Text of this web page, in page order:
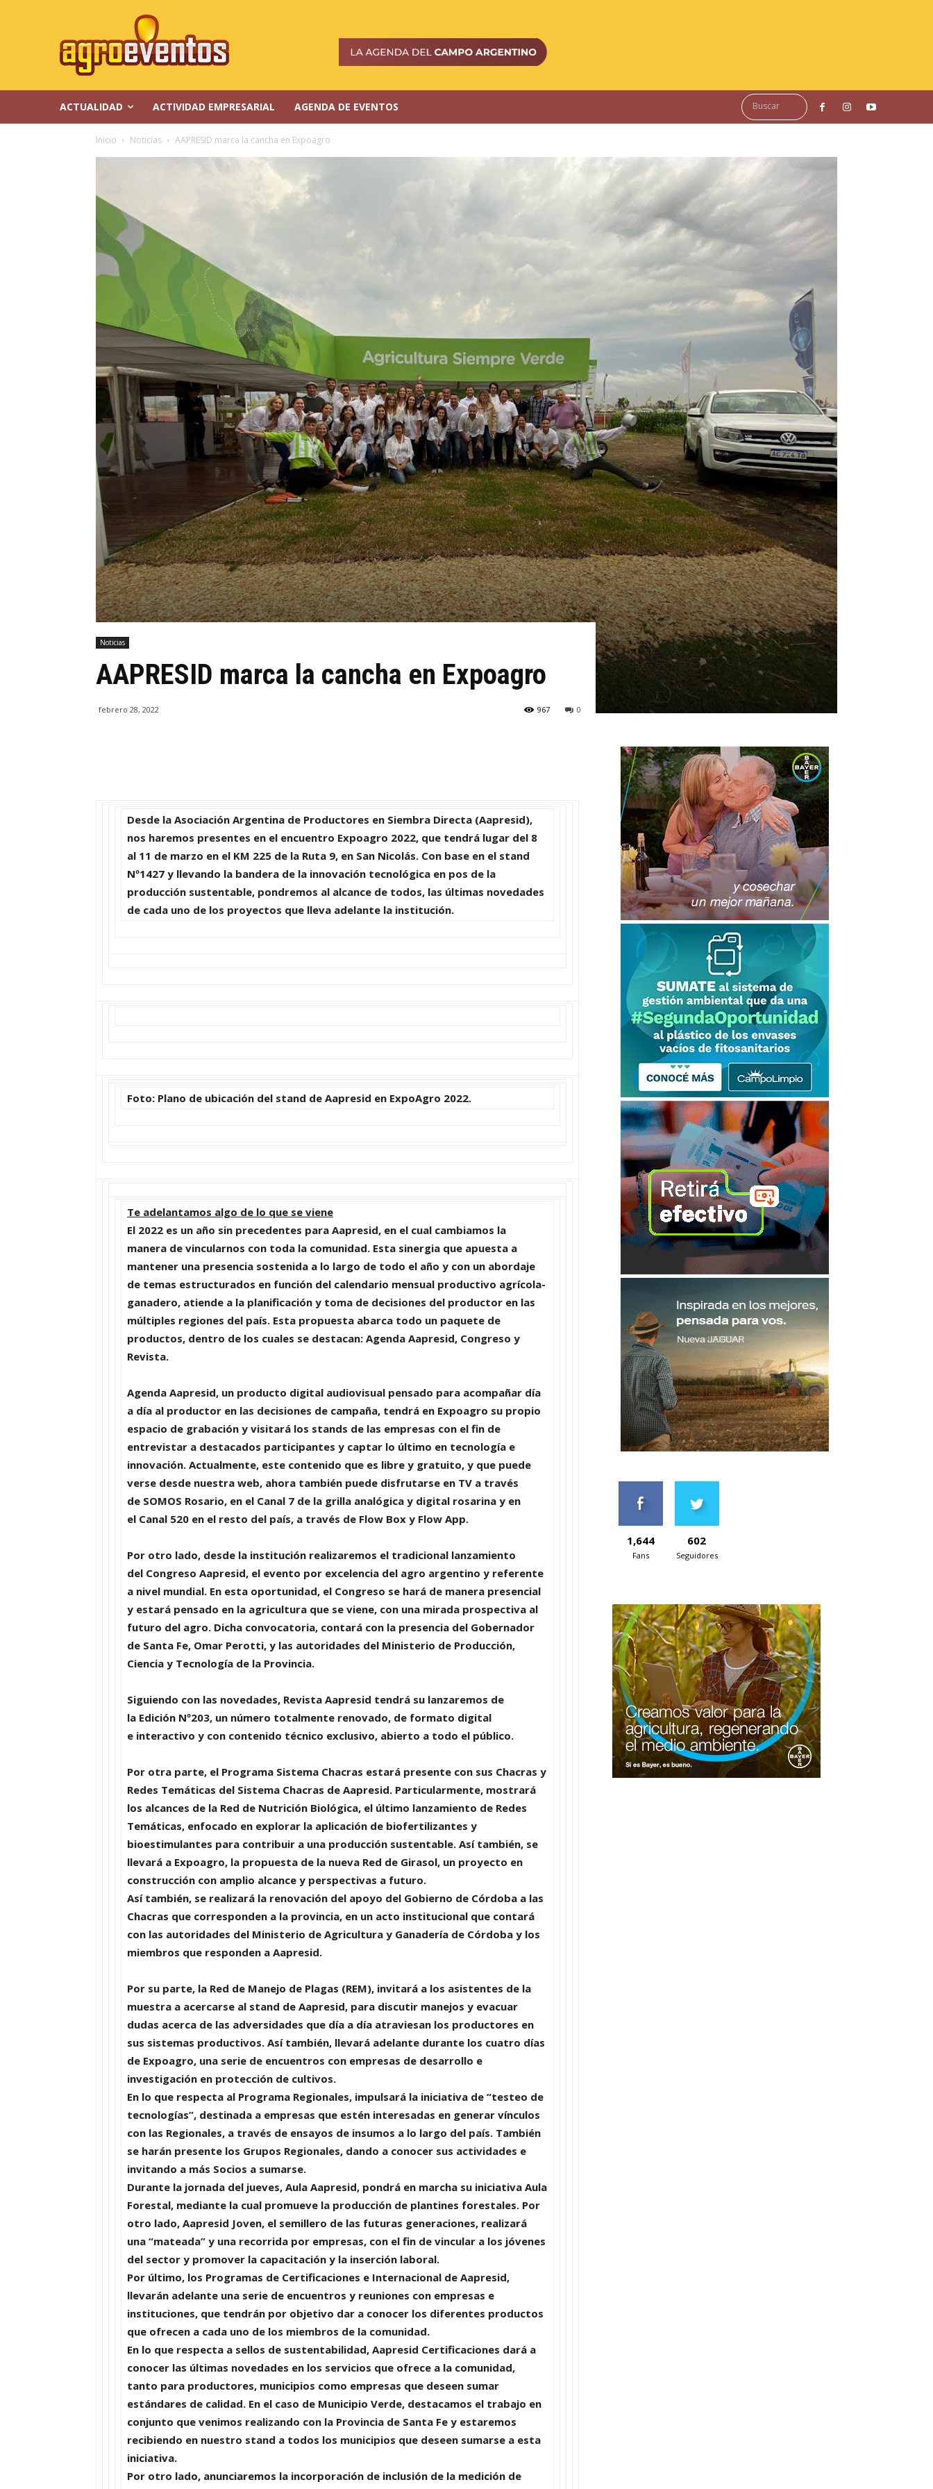
ACTUALIDAD ACTIVIDAD EMPRESARIAL AGENDA DE EVENTOS Buscar
Inicio Noticias AAPRESID marca la cancha en Expoagro
Noticias
AAPRESID marca la cancha en Expoagro
febrero 28, 2022 0
967
Desde la Asociación Argentina de Productores en Siembra Directa (Aapresid),
nos haremos presentes en el encuentro Expoagro 2022, que tendrá lugar del 8
al 11 de marzo en el KM 225 de la Ruta 9, en San Nicolás. Con base en el stand
Nº1427 y llevando la bandera de la innovación tecnológica en pos de la
producción sustentable, pondremos al alcance de todos, las últimas novedades
de cada uno de los proyectos que lleva adelante la institución.
Foto: Plano de ubicación del stand de Aapresid en ExpoAgro 2022.
Te adelantamos algo de lo que se viene
El 2022 es un año sin precedentes para Aapresid, en el cual cambiamos la
manera de vincularnos con toda la comunidad. Esta sinergia que apuesta a
mantener una presencia sostenida a lo largo de todo el año y con un abordaje
de temas estructurados en función del calendario mensual productivo agrícola-
ganadero, atiende a la planificación y toma de decisiones del productor en las
múltiples regiones del país. Esta propuesta abarca todo un paquete de
productos, dentro de los cuales se destacan: Agenda Aapresid, Congreso y
Revista.
Agenda Aapresid, un producto digital audiovisual pensado para acompañar día
a día al productor en las decisiones de campaña, tendrá en Expoagro su propio
espacio de grabación y visitará los stands de las empresas con el fin de
entrevistar a destacados participantes y captar lo último en tecnología e
innovación. Actualmente, este contenido que es libre y gratuito, y que puede
verse desde nuestra web, ahora también puede disfrutarse en TV a través
de SOMOS Rosario, en el Canal 7 de la grilla analógica y digital rosarina y en
el Canal 520 en el resto del país, a través de Flow Box y Flow App.
Por otro lado, desde la institución realizaremos el tradicional lanzamiento
del Congreso Aapresid, el evento por excelencia del agro argentino y referente
a nivel mundial. En esta oportunidad, el Congreso se hará de manera presencial
y estará pensado en la agricultura que se viene, con una mirada prospectiva al
futuro del agro. Dicha convocatoria, contará con la presencia del Gobernador
de Santa Fe, Omar Perotti, y las autoridades del Ministerio de Producción,
Ciencia y Tecnología de la Provincia.
Siguiendo con las novedades, Revista Aapresid tendrá su lanzaremos de
la Edición Nº203, un número totalmente renovado, de formato digital
e interactivo y con contenido técnico exclusivo, abierto a todo el público.
Por otra parte, el Programa Sistema Chacras estará presente con sus Chacras y
Redes Temáticas del Sistema Chacras de Aapresid. Particularmente, mostrará
los alcances de la Red de Nutrición Biológica, el último lanzamiento de Redes
Temáticas, enfocado en explorar la aplicación de biofertilizantes y
bioestimulantes para contribuir a una producción sustentable. Así también, se
llevará a Expoagro, la propuesta de la nueva Red de Girasol, un proyecto en
construcción con amplio alcance y perspectivas a futuro.
Así también, se realizará la renovación del apoyo del Gobierno de Córdoba a las
Chacras que corresponden a la provincia, en un acto institucional que contará
con las autoridades del Ministerio de Agricultura y Ganadería de Córdoba y los
miembros que responden a Aapresid.
Por su parte, la Red de Manejo de Plagas (REM), invitará a los asistentes de la
muestra a acercarse al stand de Aapresid, para discutir manejos y evacuar
dudas acerca de las adversidades que día a día atraviesan los productores en
sus sistemas productivos. Así también, llevará adelante durante los cuatro días
de Expoagro, una serie de encuentros con empresas de desarrollo e
investigación en protección de cultivos.
En lo que respecta al Programa Regionales, impulsará la iniciativa de “testeo de
tecnologías”, destinada a empresas que estén interesadas en generar vínculos
con las Regionales, a través de ensayos de insumos a lo largo del país. También
se harán presente los Grupos Regionales, dando a conocer sus actividades e
invitando a más Socios a sumarse.
Durante la jornada del jueves, Aula Aapresid, pondrá en marcha su iniciativa Aula
Forestal, mediante la cual promueve la producción de plantines forestales. Por
otro lado, Aapresid Joven, el semillero de las futuras generaciones, realizará
una “mateada” y una recorrida por empresas, con el fin de vincular a los jóvenes
del sector y promover la capacitación y la inserción laboral.
Por último, los Programas de Certificaciones e Internacional de Aapresid,
llevarán adelante una serie de encuentros y reuniones con empresas e
instituciones, que tendrán por objetivo dar a conocer los diferentes productos
que ofrecen a cada uno de los miembros de la comunidad.
En lo que respecta a sellos de sustentabilidad, Aapresid Certificaciones dará a
conocer las últimas novedades en los servicios que ofrece a la comunidad,
tanto para productores, municipios como empresas que deseen sumar
estándares de calidad. En el caso de Municipio Verde, destacamos el trabajo en
conjunto que venimos realizando con la Provincia de Santa Fe y estaremos
recibiendo en nuestro stand a todos los municipios que deseen sumarse a esta
iniciativa.
Por otro lado, anunciaremos la incorporación de inclusión de la medición de
1,644
Fans
602
Seguidores